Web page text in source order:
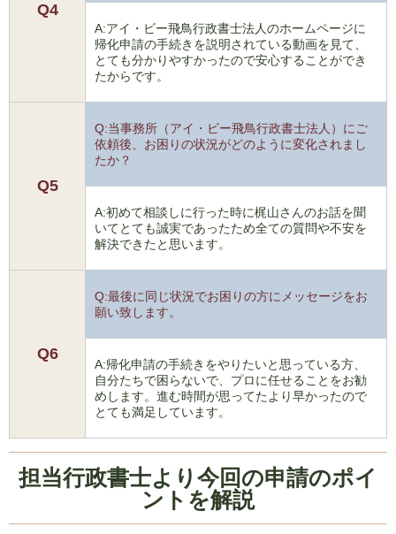
Q4
A:アイ・ビー飛鳥行政書士法人のホームページに
帰化申請の手続きを説明されている動画を見て、
とても分かりやすかったので安心することができ
たからです。
Q5
Q:当事務所（アイ・ビー飛鳥行政書士法人）にご
依頼後、お困りの状況がどのように変化されまし
たか？
A:初めて相談しに行った時に梶山さんのお話を聞
いてとても誠実であったため全ての質問や不安を
解決できたと思います。
Q6
Q:最後に同じ状況でお困りの方にメッセージをお
願い致します。
A:帰化申請の手続きをやりたいと思っている方、
自分たちで困らないで、プロに任せることをお勧
めします。進む時間が思ってたより早かったので
とても満足しています。
担当行政書士より今回の申請のポイ
ントを解説